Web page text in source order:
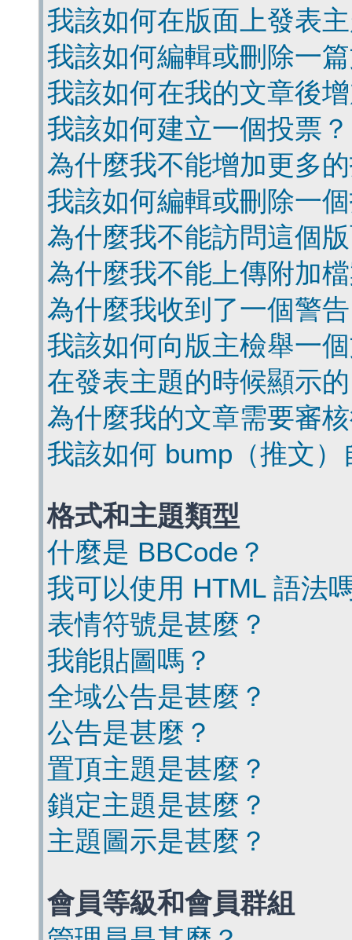
我該如何在版面上發表
我該如何編輯或刪除一
我該如何在我的文章後
我該如何建立一個投票？
為什麼我不能增加更多
我該如何編輯或刪除一
為什麼我不能訪問這個
為什麼我不能上傳附加
為什麼我收到了一個警
我該如何向版主檢舉一
在發表主題的時候顯示
為什麼我的文章需要審
我該如何 bump（推文
格式和主題類型
什麼是 BBCode？
我可以使用 HTML 語法
表情符號是甚麼？
我能貼圖嗎？
全域公告是甚麼？
公告是甚麼？
置頂主題是甚麼？
鎖定主題是甚麼？
主題圖示是甚麼？
會員等級和會員群組